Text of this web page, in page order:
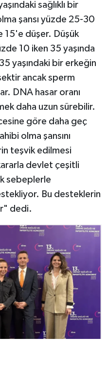
sağlıklı bir
şansı yüzde 25-30
15'e düşer. Düşük
10 iken 35 yaşında
yaşındaki bir erkeğin
ancak sperm
DNA hasar oranı
daha uzun sürebilir.
göre daha geç
olma şansını
teşvik edilmesi
devlet çeşitli
sebeplerle
Bu desteklerin
dedi.